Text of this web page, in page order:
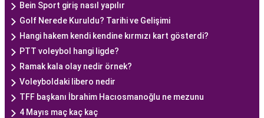
Bein Sport giriş nasıl yapılır
Golf Nerede Kuruldu? Tarihi ve Gelişimi
Hangi hakem kendi kendine kırmızı kart gösterdi?
PTT voleybol hangi ligde?
Ramak kala olay nedir örnek?
Voleyboldaki libero nedir
TFF başkanı İbrahim Hacıosmanoğlu ne mezunu
4 Mayıs maç kaç kaç